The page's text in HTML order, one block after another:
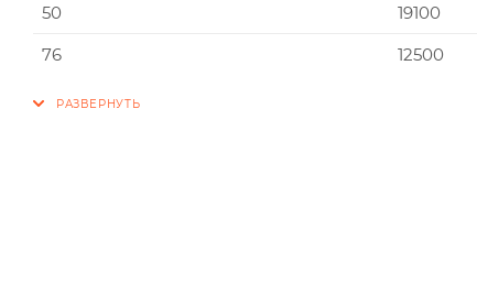
50
19100
76
12500